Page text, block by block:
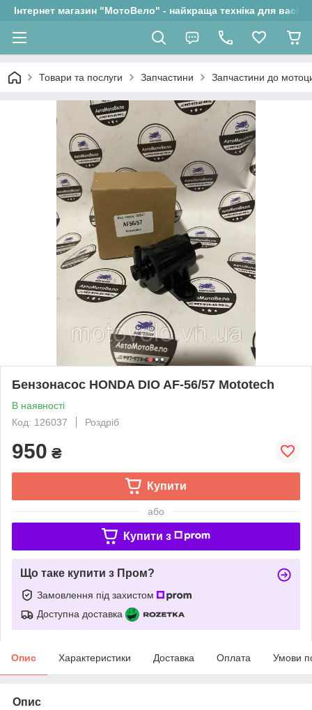
Інтернет магазин "МотоВело" - найкраща техніка для вас!
Товари та послуги Запчастини Запчастини до
Бензонасос HONDA DIO AF-56/57 Mototech
В наявності
Код: 126037
Роздріб
950 ₴
Купити
або
Купити з
Що таке купити з Пром?
Замовлення під захистом
Доступна доставка
Опис Характеристики Доставка Оплата Умови
Опис